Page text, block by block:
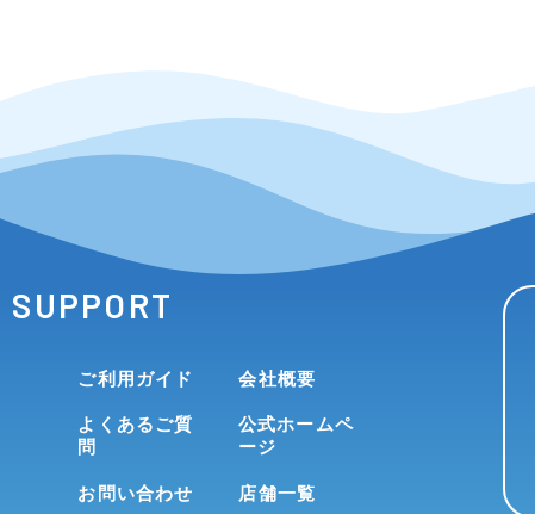
SUPPORT
ご利用ガイド
よくあるご質
問
お問い合わせ
会社概要
公式ホームペ
ージ
店舗一覧